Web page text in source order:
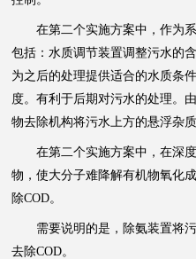
在第二个实施方案中，作为系
包括：水质调节装置调整污水的
为之后的处理提供适合的水质条
度。有利于后期对污水的处理。
物去除机构将污水上方的悬浮杂质
在第二个实施方案中，在深度
物，使大分子难降解有机物氧化
除COD。
需要说明的是，除氨装置将污
去除COD。